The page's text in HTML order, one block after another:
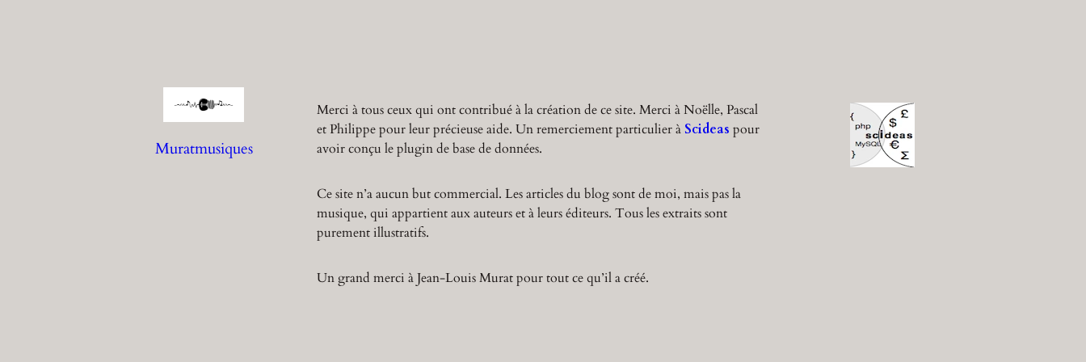
Muratmusiques
Merci à tous ceux qui ont contribué à la création de ce site. Merci à Noëlle, Pascal
et Philippe pour leur précieuse aide. Un remerciement particulier à Scideas pour
avoir conçu le plugin de base de données.
Ce site n’a aucun but commercial. Les articles du blog sont de moi, mais pas la
musique, qui appartient aux auteurs et à leurs éditeurs. Tous les extraits sont
purement illustratifs.
Un grand merci à Jean-Louis Murat pour tout ce qu’il a créé.